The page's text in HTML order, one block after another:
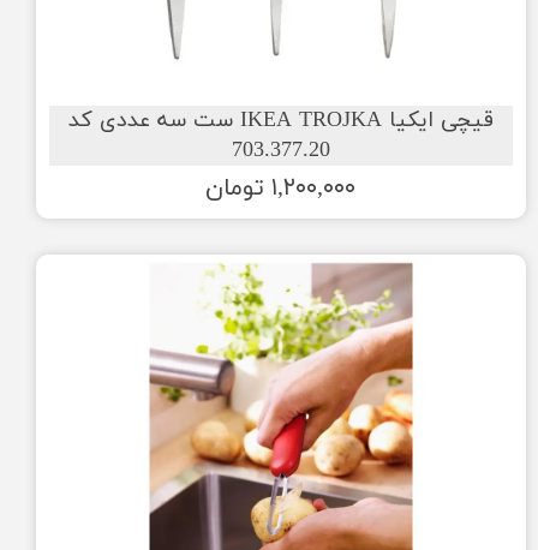
قیچی ایکیا IKEA TROJKA ست سه عددی کد
703.377.20
۱,۲۰۰,۰۰۰ تومان